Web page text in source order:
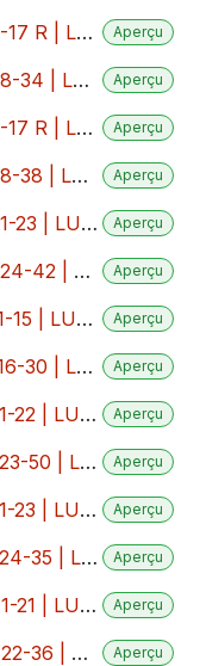
Matthieu chapitre 8 versets 1-17 R | LUMO Aperçu
Matthieu chapitre 8 versets 18-34 | LUMO Aperçu
Matthieu chapitre 9 versets 1-17 R | LUMO Aperçu
Matthieu chapitre 9 versets 18-38 | LUMO Aperçu
Matthieu chapitre 10 versets 1-23 | LUMO Aperçu
Matthieu chapitre 10 versets 24-42 | LUMO Aperçu
Matthieu chapitre 11 versets 1-15 | LUMO Aperçu
Matthieu chapitre 11 versets 16-30 | LUMO Aperçu
Matthieu chapitre 12 versets 1-22 | LUMO Aperçu
Matthieu chapitre 12 versets 23-50 | LUMO Aperçu
Matthieu chapitre 13 versets 1-23 | LUMO Aperçu
Matthieu chapitre 13 versets 24-35 | LUMO Aperçu
Matthieu chapitre 14 versets 1-21 | LUMO Aperçu
Matthieu chapitre 14 versets 22-36 | LUMO Aperçu